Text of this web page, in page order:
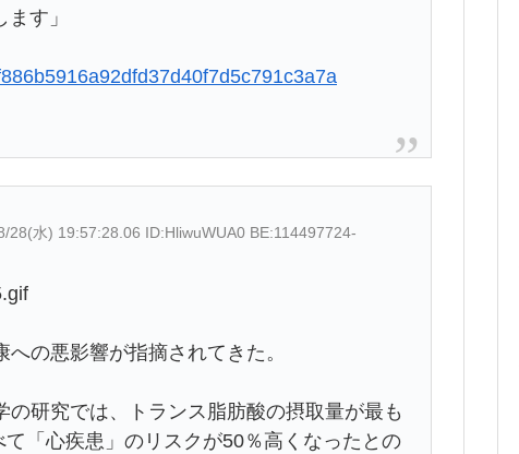
す」
28(水) 19:57:28.06 ID:HliwuWUA0 BE:114497724-
の悪影響が指摘されてきた。
研究では、トランス脂肪酸の摂取量が最も
「心疾患」のリスクが50％高くなったとの